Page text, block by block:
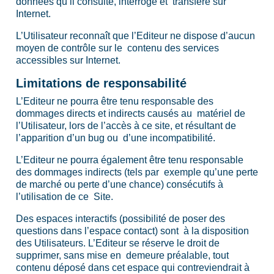
Internet.
L’Utilisateur reconnaît que l’Editeur ne dispose d’aucun
moyen de contrôle sur le contenu des services
accessibles sur Internet.
Limitations de responsabilité
L’Editeur ne pourra être tenu responsable des
dommages directs et indirects causés au matériel de
l’Utilisateur, lors de l’accès à ce site, et résultant de
l’apparition d’un bug ou d’une incompatibilité.
L’Editeur ne pourra également être tenu responsable
des dommages indirects (tels par exemple qu’une perte
de marché ou perte d’une chance) consécutifs à
l’utilisation de ce Site.
Des espaces interactifs (possibilité de poser des
questions dans l’espace contact) sont à la disposition
des Utilisateurs. L’Editeur se réserve le droit de
supprimer, sans mise en demeure préalable, tout
contenu déposé dans cet espace qui contreviendrait à